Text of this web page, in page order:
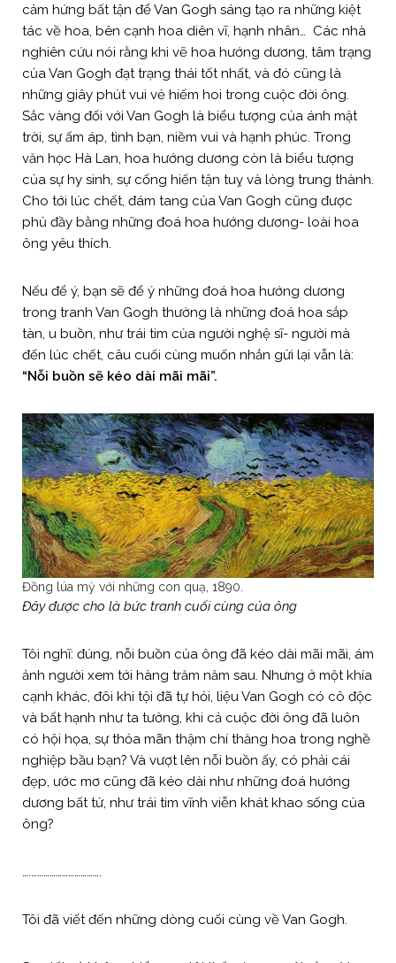
cảm hứng bất tận để Van Gogh sáng tạo ra những kiệt
tác về hoa, bên cạnh hoa diên vĩ, hạnh nhân… Các nhà
nghiên cứu nói rằng khi vẽ hoa hướng dương, tâm trạng
của Van Gogh đạt trạng thái tốt nhất, và đó cũng là
những giây phút vui vẻ hiếm hoi trong cuộc đời ông.
Sắc vàng đối với Van Gogh là biểu tượng của ánh mặt
trời, sự ấm áp, tình bạn, niềm vui và hạnh phúc. Trong
văn học Hà Lan, hoa hướng dương còn là biểu tượng
của sự hy sinh, sự cống hiến tận tuỵ và lòng trung thành.
Cho tới lúc chết, đám tang của Van Gogh cũng được
phủ đầy bằng những đoá hoa hướng dương- loài hoa
ông yêu thích.
Nếu để ý, bạn sẽ để ý những đoá hoa hướng dương
trong tranh Van Gogh thường là những đoá hoa sắp
tàn, u buồn, như trái tim của người nghệ sĩ- người mà
đến lúc chết, câu cuối cùng muốn nhắn gửi lại vẫn là:
“Nỗi buồn sẽ kéo dài mãi mãi”.
Đồng lúa mỳ với những con quạ, 1890.
Đây được cho là bức tranh cuối cùng của ông
Tôi nghĩ: đúng, nỗi buồn của ông đã kéo dài mãi mãi, ám
ảnh người xem tới hàng trăm năm sau. Nhưng ở một khía
cạnh khác, đôi khi tội đã tự hỏi, liệu Van Gogh có cô độc
và bất hạnh như ta tưởng, khi cả cuộc đời ông đã luôn
có hội họa, sự thỏa mãn thậm chí thăng hoa trong nghề
nghiệp bầu bạn? Và vượt lên nỗi buồn ấy, có phải cái
đẹp, ước mơ cũng đã kéo dài như những đoá hướng
dương bất tử, như trái tim vĩnh viễn khát khao sống của
ông?
….…………………………….
Tôi đã viết đến những dòng cuối cùng về Van Gogh.